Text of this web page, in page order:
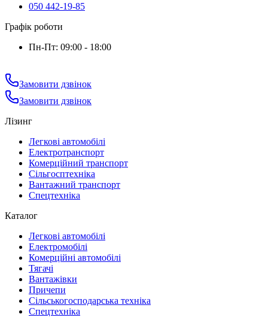
050 442-19-85
Графік роботи
Пн-Пт: 09:00 - 18:00
Замовити дзвінок
Замовити дзвінок
Лізинг
Легкові автомобілі
Електротранспорт
Комерційний транспорт
Сільгосптехніка
Вантажний транспорт
Спецтехніка
Каталог
Легкові автомобілі
Електромобілі
Комерційні автомобілі
Тягачі
Вантажівки
Причепи
Сільськогосподарська техніка
Спецтехніка